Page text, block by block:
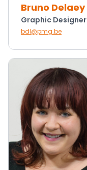
Bruno Delaey
Graphic Designer
bdl@pmg.be